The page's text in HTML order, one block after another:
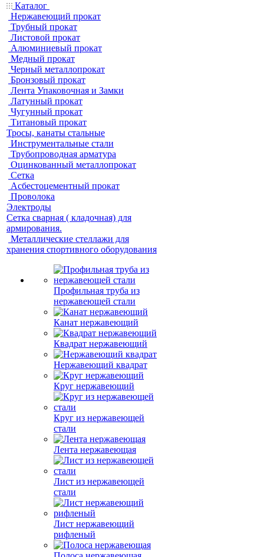
Каталог
Нержавеющий прокат
Трубный прокат
Листовой прокат
Алюминиевый прокат
Медный прокат
Черный металлопрокат
Бронзовый прокат
Лента Упаковочная и Замки
Латунный прокат
Чугунный прокат
Титановый прокат
Тросы, канаты стальные
Инструментальные стали
Трубопроводная арматура
Оцинкованный металлопрокат
Сетка
Асбестоцементный прокат
Проволока
Электроды
Сетка сварная ( кладочная) для
армирования.
Металлические стеллажи для
хранения спортивного оборудования
Профильная труба из
нержавеющей стали
Канат нержавеющий
Квадрат нержавеющий
Нержавеющий квадрат
Круг нержавеющий
Круг из нержавеющей
стали
Лента нержавеющая
Лист из нержавеющей
стали
Лист нержавеющий
рифленый